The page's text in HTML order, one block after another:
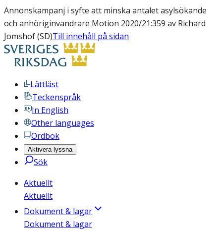
Annonskampanj i syfte att minska antalet asylsökande
och anhöriginvandrare Motion 2020/21:359 av Richard
Jomshof (SD)Till innehåll på sidan
Lättläst
Teckenspråk
In English
Other languages
Ordbok
Aktivera lyssna
Sök
Aktuellt
Aktuellt
Dokument & lagar
Dokument & lagar